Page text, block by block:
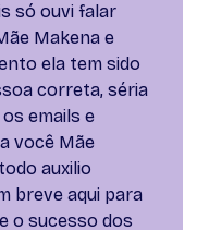
só ouvi falar
Makena e
ela tem sido
correta, séria
emails e
você Mãe
auxilio
breve aqui para
o sucesso dos